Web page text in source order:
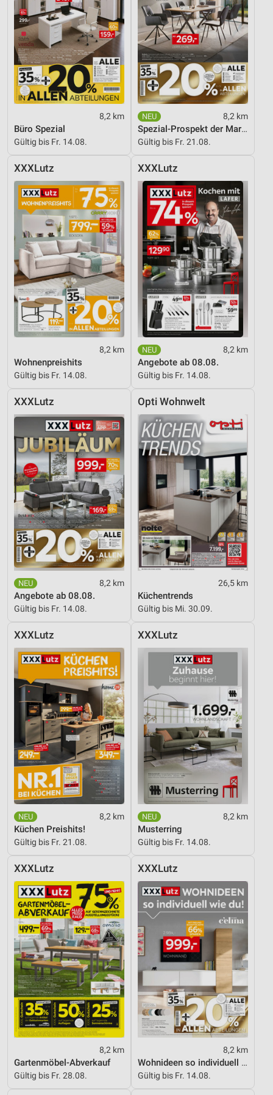
8,2 km
Büro Spezial
Gültig bis Fr. 14.08.
8,2 km
Spezial-Prospekt der Marken
Gültig bis Fr. 21.08.
XXXLutz
8,2 km
Wohnenpreishits
Gültig bis Fr. 14.08.
XXXLutz
8,2 km
Angebote ab 08.08.
Gültig bis Fr. 14.08.
XXXLutz
8,2 km
Angebote ab 08.08.
Gültig bis Fr. 14.08.
Opti Wohnwelt
26,5 km
Küchentrends
Gültig bis Mi. 30.09.
XXXLutz
8,2 km
Küchen Preishits!
Gültig bis Fr. 21.08.
XXXLutz
8,2 km
Musterring
Gültig bis Fr. 14.08.
XXXLutz
8,2 km
Gartenmöbel-Abverkauf
Gültig bis Fr. 28.08.
XXXLutz
8,2 km
Wohnideen so individuell wie du!
Gültig bis Fr. 14.08.
Messung der Werbeleistung
Messung der Performance von Inhalten
Analyse von Zielgruppen durch Statistiken oder
Kombinationen von Daten aus verschiedenen
Quellen
Entwicklung und Verbesserung der Angebote
Verwendung reduzierter Daten zur Auswahl von
Verwendung genauer Standortdaten
Geräte anhand von aktiv angeforderten
Informationen identifizieren
Nicht-IAB-Verarbeitungszwecke:
Notwendig
Performance
Funktional